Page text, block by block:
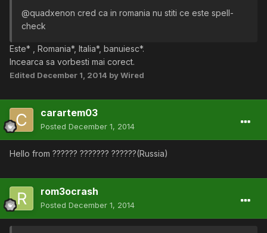
@quadxenon cred ca in romania nu stiti ce este spell-
check
Este* , Romania*, Italia*, banuiesc*.
Incearca sa vorbesti mai corect.
Edited December 1, 2014 by Wired
carartem03
Posted December 1, 2014
Hello from ?????? ??????? ??????(Russia)
rom3ocrash
Posted December 1, 2014